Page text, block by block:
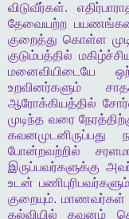
விடுவீர்கள்.
தேவையற்ற
குறைத்து கொள்ள
குடும்பத்தில்
மனைவியிடையே
உறவினர்களும்
ஆரோக்கியத்தில்
முடிந்த வரை
கவனமுடனிருப்பது
போன்றவற்றில்
இருப்பவர்களுக்கு
உடன் பணிபுரிபவர்களும்
குறையும்.மாணவர்கள்
கல்வியில்
கவனம்